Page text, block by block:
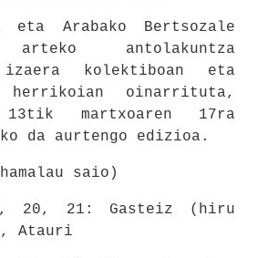
eta Arabako Bertsozale
arteko antolakuntza
kolektiboan eta
herrikoian oinarrituta,
martxoaren 17ra
da aurtengo edizioa.
saio)
20, 21: Gasteiz (hiru
Atauri